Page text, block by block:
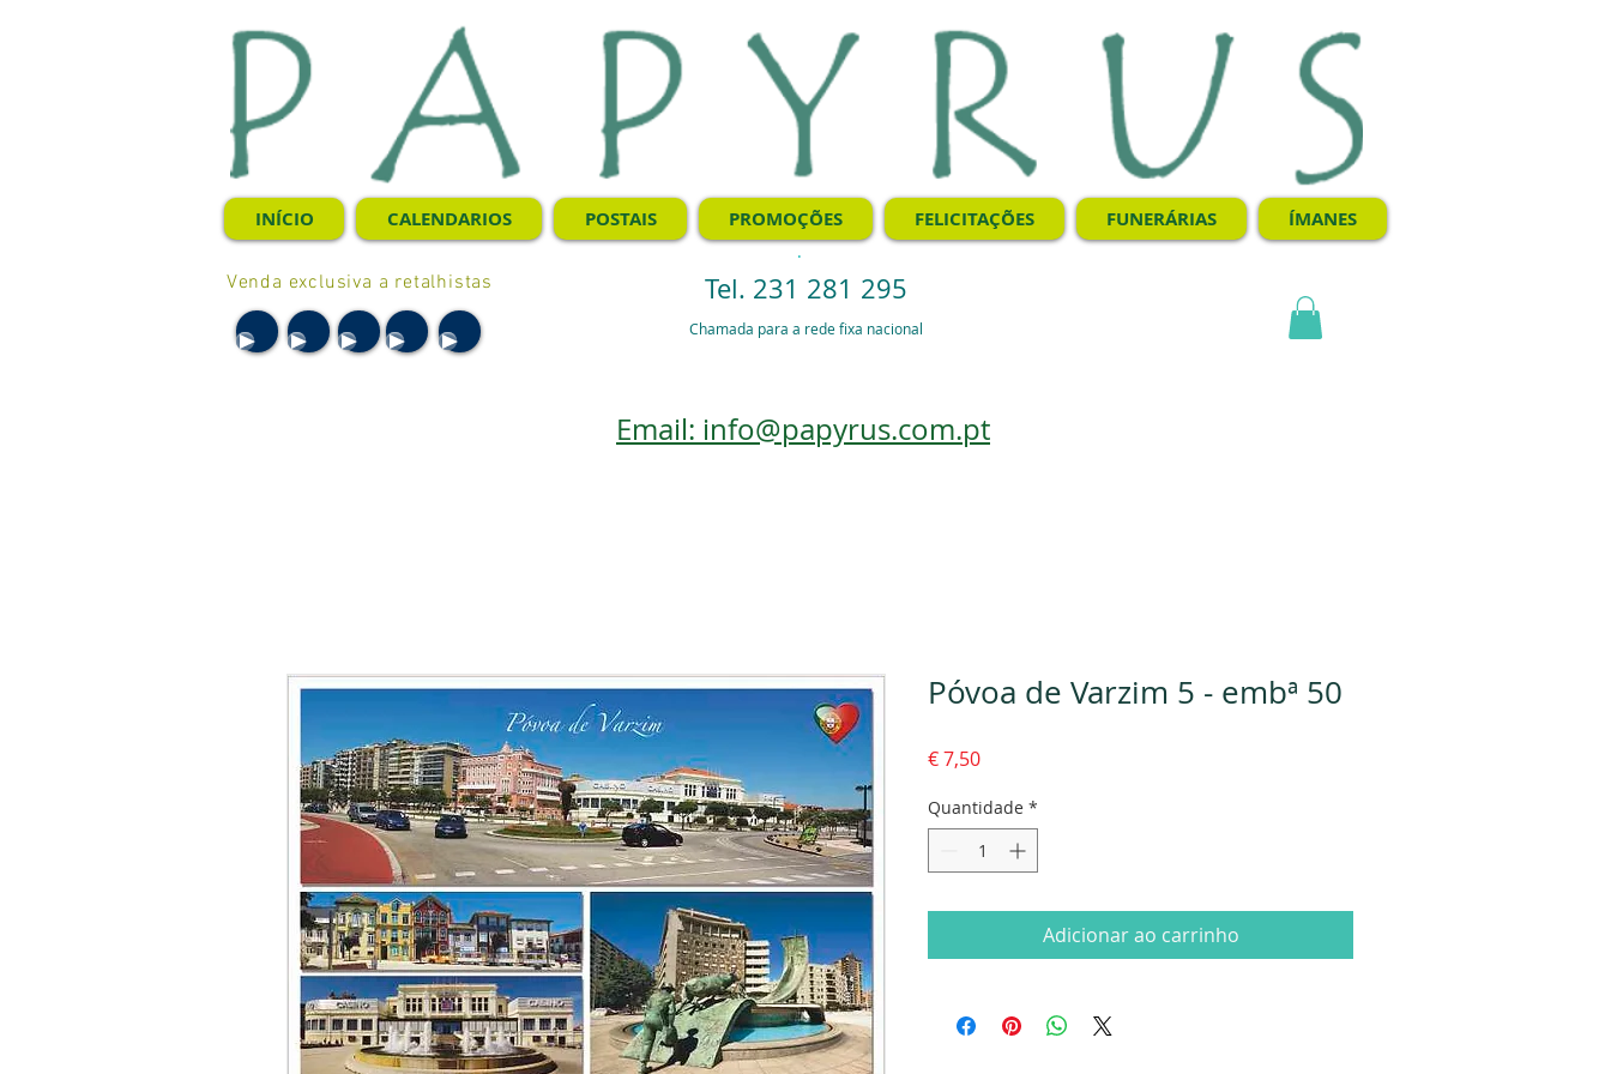
INÍCIO CALENDARIOS POSTAIS PROMOÇÕES FELICITAÇÕES FUNERÁRIAS ÍMANES
.
Venda exclusiva a retalhistas Tel. 231 281 295
Chamada para a rede fixa nacional
Email: info@papyrus.com.pt
Póvoa de Varzim 5 - embª 50
€ 7,50Preço
Quantidade *
Adicionar ao carrinho